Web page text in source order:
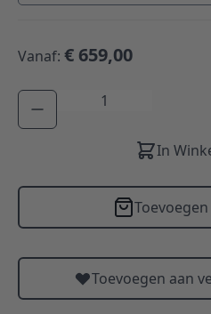
Vanaf: € 659,00
Aantal
In
Toevoegen aan